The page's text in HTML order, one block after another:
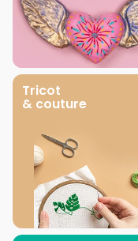
Tricot
& couture